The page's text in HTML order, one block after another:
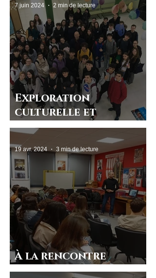
Exploration
culturelle et
linguistique : un
voyage scolaire en
Espagne grâce à
Erasmus+
7 juin 2024 2 min de lecture
À la rencontre
d’Ibrahim Cheaib
19 avr. 2024 3 min de lecture